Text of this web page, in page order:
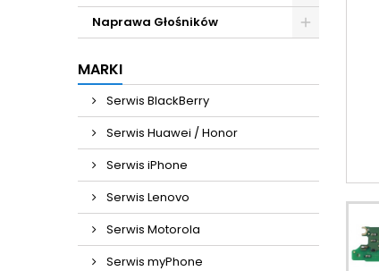
Naprawa Głośników
MARKI
Serwis BlackBerry
Serwis Huawei / Honor
Serwis iPhone
Serwis Lenovo
Serwis Motorola
Serwis myPhone